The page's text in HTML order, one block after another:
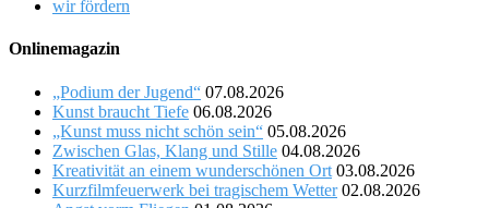
wir fördern
Onlinemagazin
„Podium der Jugend“ 07.08.2026
Kunst braucht Tiefe 06.08.2026
„Kunst muss nicht schön sein“ 05.08.2026
Zwischen Glas, Klang und Stille 04.08.2026
Kreativität an einem wunderschönen Ort 03.08.2026
Kurzfilmfeuerwerk bei tragischem Wetter 02.08.2026